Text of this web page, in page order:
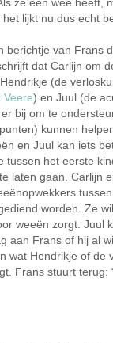
lijkt nu dus echt
berichtje van Frans
dat Carlijn om
(de
Veere) en Juul (de
bij om te
kunnen
en Juul kan iets
tussen het eerste
laten gaan. Carlijn
worden. Ze
weeën zorgt. Juul
aan Frans of hij al
wat Hendrikje of de
Frans stuurt terug: